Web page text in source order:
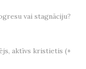
vai stagnāciju?
aktīvs kristietis (+